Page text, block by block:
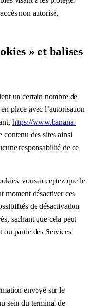
non autorisé,
» et balises
un certain nombre de
place avec l’autorisation
https://www.banana-
des sites ainsi
responsabilité de ce
vous acceptez que le
moment désactiver ces
de désactivation
sachant que cela peut
ou partie des Services
envoyé sur le
sein du terminal de